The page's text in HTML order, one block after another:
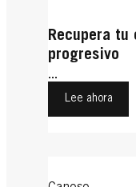
Recupera tu
progresivo
...
Lee ahora